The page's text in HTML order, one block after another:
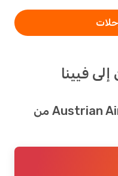
فيينا
أفضل عروض رحلات Austrian Airlines من